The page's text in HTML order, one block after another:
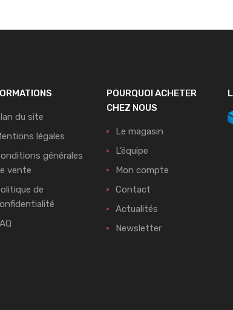
du site
légales
générales
vente
de
POURQUOI ACHETER
CHEZ NOUS
Le magasin
L’équipe
Mon compte
Contact
Actualités
Newsletter